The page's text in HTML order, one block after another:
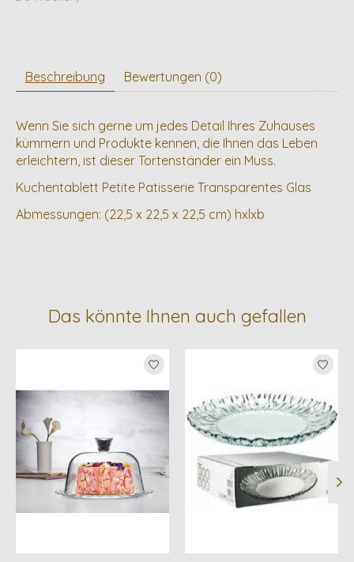
Beschreibung Bewertungen (0)
Wenn Sie sich gerne um jedes Detail Ihres Zuhauses
kümmern und Produkte kennen, die Ihnen das Leben
erleichtern, ist dieser Tortenständer ein Muss.
Kuchentablett Petite Patisserie Transparentes Glas
Abmessungen: (22,5 x 22,5 x 22,5 cm) hxlxb
Das könnte Ihnen auch gefallen
Produkt-Karussell-Artikel